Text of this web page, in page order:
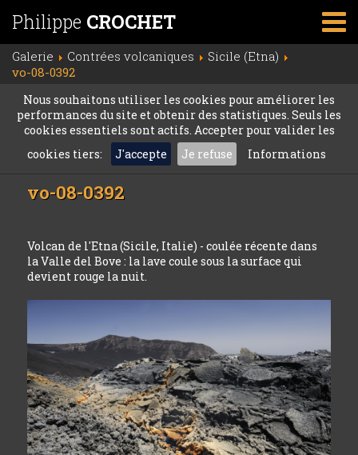
Philippe CROCHET
Galerie Contrées volcaniques
Sicile (Etna)
vo-08-0392
Nous souhaitons utiliser les cookies pour améliorer les
performances du site et obtenir des statistiques. Seuls les
cookies essentiels sont actifs. Accepter pour valider les
cookies tiers:
J'accepte Je refuse Informations
vo-08-0392
Volcan de l'Etna (Sicile, Italie) - coulée récente dans
la Valle del Bove : la lave coule sous la surface qui
devient rouge la nuit.